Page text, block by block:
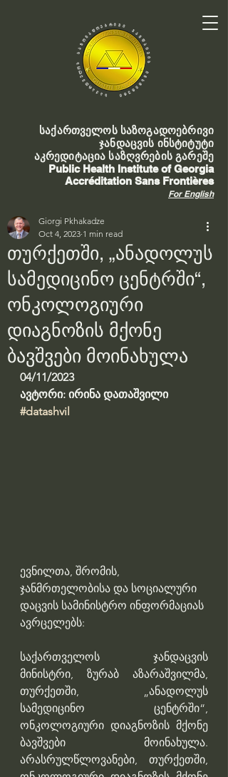
საქართველოს საზოგადოებრივი
ჯანდაცვის ინსტიტუტი
აკრედიტაცია საზღვრების გარეშე
Public Health Institute of Georgia
Accréditation Sans Frontières
For English
თურქეთში, „ანადოლუს
სამედიცინო ცენტრში“,
ონკოლოგიური
დიაგნოზის მქონე
ბავშვები მოინახულა
Giorgi Pkhakadze
Oct 4, 2023 1 min read
04/11/2023
ავტორი: ირინა დათაშვილი
#datashvil
ევნილთა, შრომის,
ჯანმრთელობისა და სოციალური
დაცვის სამინისტრო ინფორმაციას
ავრცელებს:
საქართველოს ჯანდაცვის
მინისტრი, ზურაბ აზარაშვილმა,
თურქეთში, „ანადოლუს
სამედიცინო ცენტრში“,
ონკოლოგიური დიაგნოზის მქონე
ბავშვები მოინახულა.
არასრულწლოვანები, თურქეთში,